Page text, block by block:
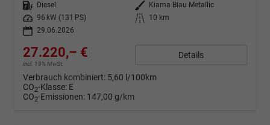
Kraftstoff
Diesel Außenfarbe
Kiama Blau Metallic
Leistung
96 kW (131 PS) Kilometerstand
10 km
29.06.2026
27.220,– €
incl. 19% MwSt.
Details
Verbrauch kombiniert: 5,60 l/100km
CO2-Klasse: E
CO2-Emissionen: 147,00 g/km